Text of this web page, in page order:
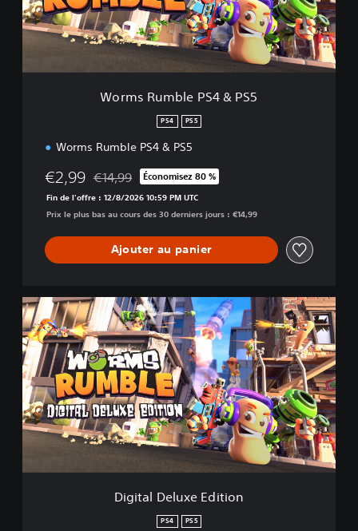
m
b
P
Worms Rumble PS4 & PS5
PS4 PS5
Worms Rumble PS4 & PS5
€2,99 Remise par rapport au prix d'origine de €14,99
€14,99 Économisez 80 %
Fin de l'offre : 12/8/2026 10:59 PM UTC
Prix le plus bas au cours des 30 derniers jours : €14,99
Ajouter au panier
D
i
g
i
t
a
l
D
e
x
Digital Deluxe Edition
PS4 PS5